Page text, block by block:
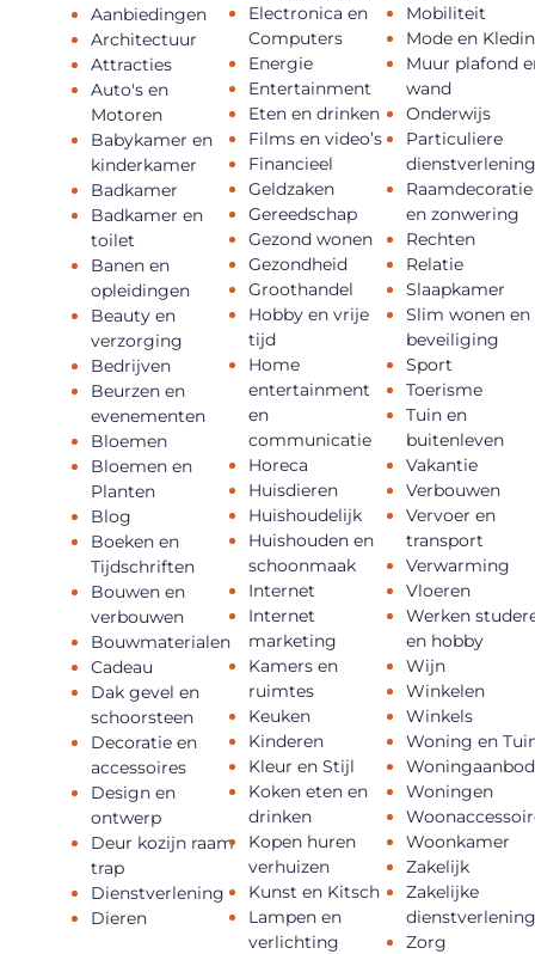
Aanbiedingen
Architectuur
Attracties
Auto's en
Motoren
Babykamer en
kinderkamer
Badkamer
Badkamer en
toilet
Banen en
opleidingen
Beauty en
verzorging
Bedrijven
Beurzen en
evenementen
Bloemen
Bloemen en
Planten
Blog
Boeken en
Tijdschriften
Bouwen en
verbouwen
Bouwmaterialen
Cadeau
Dak gevel en
schoorsteen
Decoratie en
accessoires
Design en
ontwerp
Deur kozijn raam
trap
Dienstverlening
Dieren
Electronica en
Computers
Energie
Entertainment
Eten en drinken
Films en video’s
Financieel
Geldzaken
Gereedschap
Gezond wonen
Gezondheid
Groothandel
Hobby en vrije
tijd
Home
entertainment
en
communicatie
Horeca
Huisdieren
Huishoudelijk
Huishouden en
schoonmaak
Internet
Internet
marketing
Kamers en
ruimtes
Keuken
Kinderen
Kleur en Stijl
Koken eten en
drinken
Kopen huren
verhuizen
Kunst en Kitsch
Lampen en
verlichting
Mobiliteit
Mode en
Muur plafond
wand
Onderwijs
Particuliere
Raamdecoratie
en zonwering
Rechten
Relatie
Slaapkamer
Slim wonen en
beveiliging
Sport
Toerisme
Tuin en
buitenleven
Vakantie
Verbouwen
Vervoer en
transport
Verwarming
Vloeren
Werken
en hobby
Wijn
Winkelen
Winkels
Woning en
Woningaanbod
Woningen
Woonkamer
Zakelijk
Zakelijke
Zorg